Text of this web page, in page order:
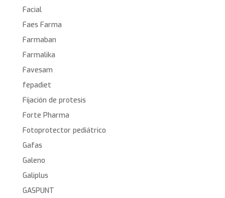
Facial
Faes Farma
Farmaban
Farmalika
Favesam
fepadiet
Fijación de protesis
Forte Pharma
Fotoprotector pediátrico
Gafas
Galeno
Galiplus
GASPUNT